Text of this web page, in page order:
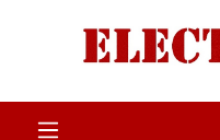
Zum Hauptinhalt